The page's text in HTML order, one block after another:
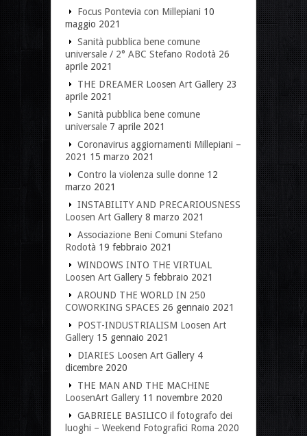
Focus Pontevia con Millepiani 10
maggio 2021
Sanità pubblica bene comune
universale / 2° ABC Stefano Rodotà 26
aprile 2021
THE DREAMER Loosen Art Gallery 23
aprile 2021
Sanità pubblica bene comune
universale 7 aprile 2021
Coronavirus aggiornamenti Millepiani –
2021 15 marzo 2021
Contro la violenza sulle donne 12
marzo 2021
INSTABILITY AND PRECARIOUSNESS
Loosen Art Gallery 8 marzo 2021
Associazione Beni Comuni Stefano
Rodotà 19 febbraio 2021
WINDOWS INTO THE VIRTUAL
Loosen Art Gallery 5 febbraio 2021
AROUND THE WORLD IN 250
COWORKING SPACES 26 gennaio 2021
POST-INDUSTRIALISM Loosen Art
Gallery 15 gennaio 2021
DIARIES Loosen Art Gallery 4
dicembre 2020
THE MAN AND THE MACHINE
LoosenArt Gallery 11 novembre 2020
GABRIELE BASILICO il fotografo dei
luoghi – Weekend Fotografici Roma 2020